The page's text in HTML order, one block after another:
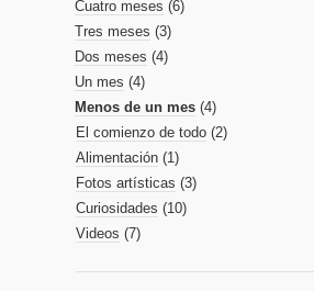
Cuatro meses (6)
Tres meses (3)
Dos meses (4)
Un mes (4)
Menos de un mes(4)
El comienzo de todo (2)
Alimentación (1)
Fotos artísticas (3)
Curiosidades (10)
Videos (7)